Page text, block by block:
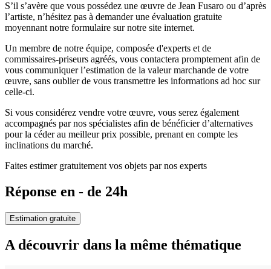
S’il s’avère que vous possédez une œuvre de Jean Fusaro ou d’après
l’artiste, n’hésitez pas à demander une évaluation gratuite
moyennant notre formulaire sur notre site internet.
Un membre de notre équipe, composée d'experts et de
commissaires-priseurs agréés, vous contactera promptement afin de
vous communiquer l’estimation de la valeur marchande de votre
œuvre, sans oublier de vous transmettre les informations ad hoc sur
celle-ci.
Si vous considérez vendre votre œuvre, vous serez également
accompagnés par nos spécialistes afin de bénéficier d’alternatives
pour la céder au meilleur prix possible, prenant en compte les
inclinations du marché.
Faites estimer gratuitement vos objets par nos experts
Réponse en - de 24h
Estimation gratuite
A découvrir dans la même thématique